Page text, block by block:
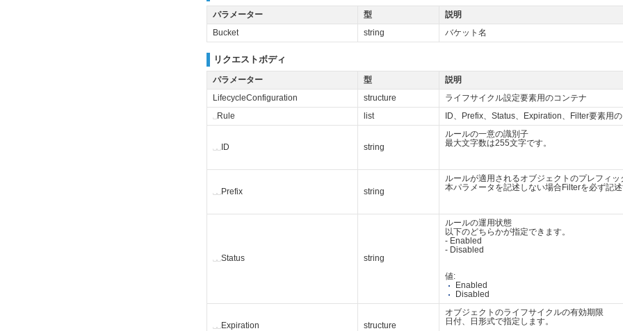
パラメーター 型 説明
Bucket string バケット名
リクエストボディ
パラメーター 型 説明
LifecycleConfiguration structure ライフサイクル設定要素用のコンテナ
␣Rule list ID、Prefix、Status、Expiration、Filter要素用
␣␣ ID string
ルールの一意の識別子
最大文字数は255文字です。
␣␣Prefix string
ルールが適用されるオブジェクトのプレフィッ
本パラメータを記述しない場合Filterを必ず記述
␣␣Status string
ルールの運用状態
以下のどちらかが指定できます。
- Enabled
- Disabled
値:
Enabled
Disabled
␣␣Expiration structure
オブジェクトのライフサイクルの有効期限
日付、日形式で指定します。